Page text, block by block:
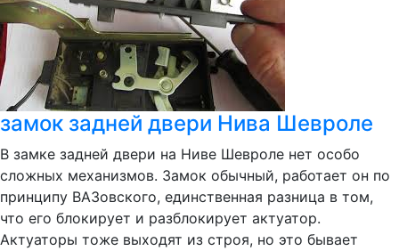
замок задней двери Нива Шевроле
В замке задней двери на Ниве Шевроле нет особо
сложных механизмов. Замок обычный, работает он по
принципу ВАЗовского, единственная разница в том,
что его блокирует и разблокирует актуатор.
Актуаторы тоже выходят из строя, но это бывает